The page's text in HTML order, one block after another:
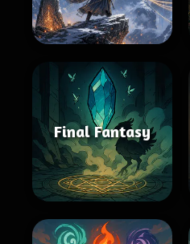
Final Fantasy